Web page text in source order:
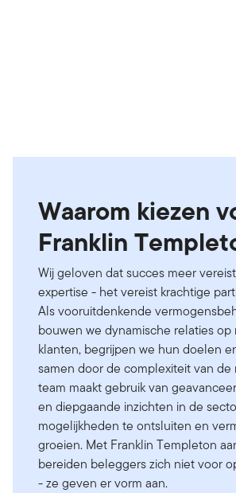
Waarom kiezen
Franklin
Wij geloven dat succes meer
expertise - het vereist krachtige
Als vooruitdenkende
bouwen we dynamische relaties op
klanten, begrijpen we hun doelen
samen door de complexiteit van de
team maakt gebruik van
en diepgaande inzichten in de
mogelijkheden te ontsluiten en
groeien. Met Franklin Templeton
bereiden beleggers zich niet voor
- ze geven er vorm aan.